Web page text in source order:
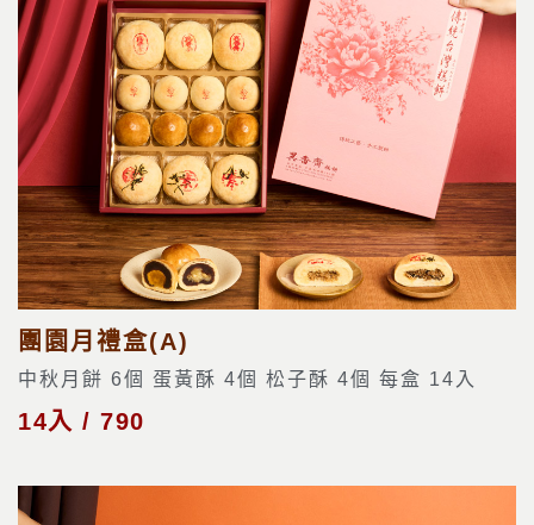
團園月禮盒(A)
中秋月餅 6個 蛋黃酥 4個 松子酥 4個 每盒 14入
14入 / 790